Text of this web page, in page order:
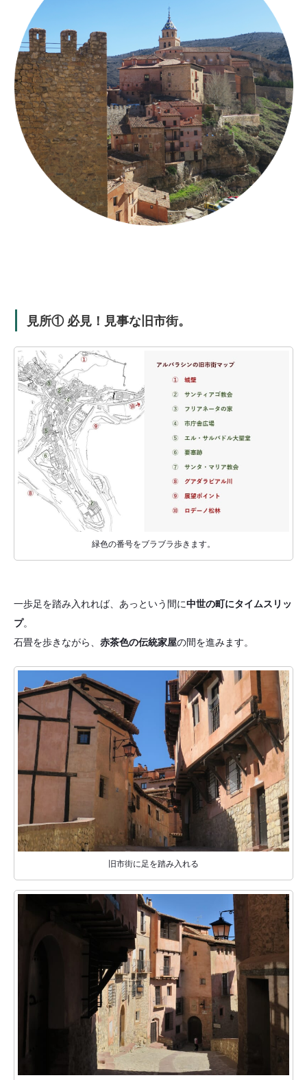
見所① 必見！見事な旧市街。
緑色の番号をブラブラ歩きます。
一歩足を踏み入れれば、あっという間に中世の町にタイムスリッ
プ。
石畳を歩きながら、 赤茶色の伝統家屋の間を進みます。
旧市街に足を踏み入れる